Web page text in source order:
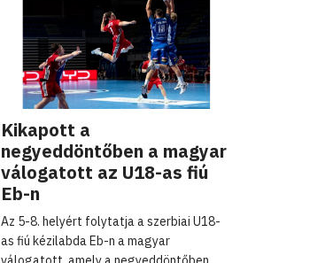
Kikapott a
negyeddöntőben a magyar
válogatott az U18-as fiú
Eb-n
Az 5-8. helyért folytatja a szerbiai U18-
as fiú kézilabda Eb-n a magyar